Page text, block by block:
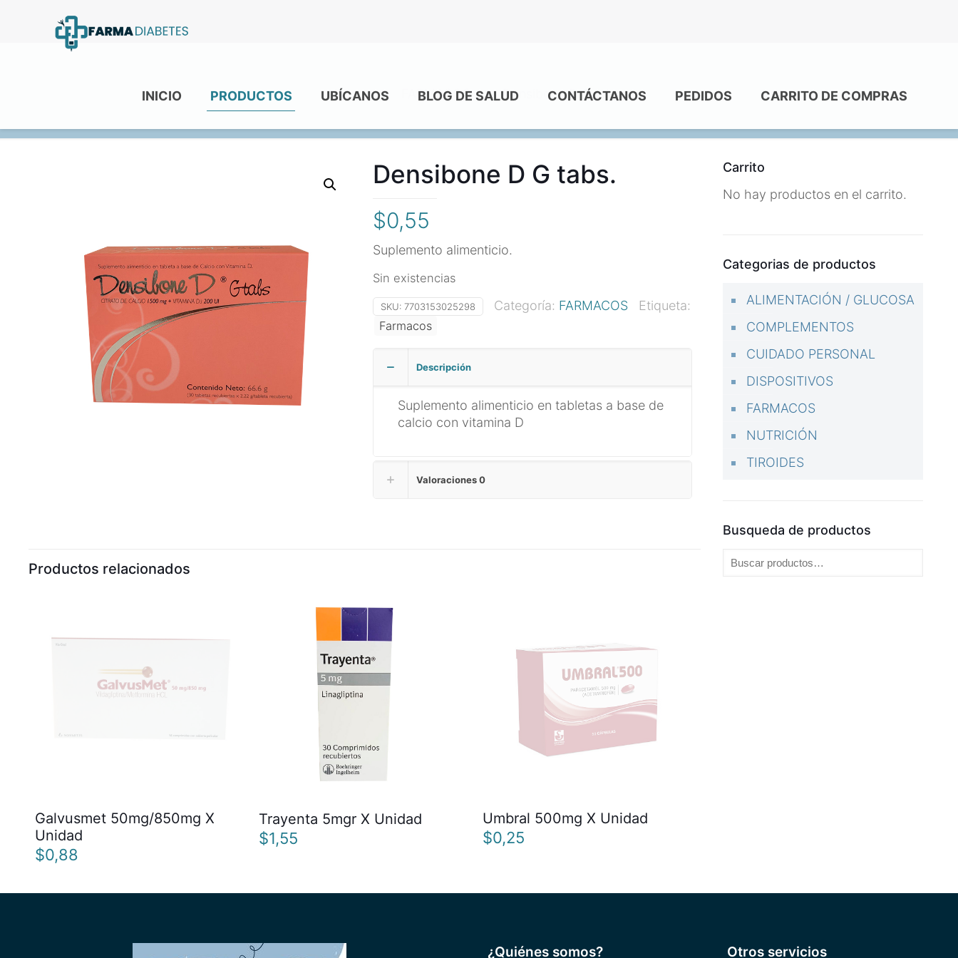
INICIO PRODUCTOS UBÍCANOS BLOG DE SALUD CONTÁCTANOS PEDIDOS CARRITO DE COMPRAS
Home FARMACOS Densibone D G tabs.
Densibone D G tabs.
$0,55
Suplemento alimenticio.
Sin existencias
SKU:7703153025298 Categoría: FARMACOS Etiqueta:
Farmacos
Descripción
Suplemento alimenticio en tabletas a base de
calcio con vitamina D
Valoraciones0
Productos relacionados
Galvusmet 50mg/850mg X
Unidad
$0,88
Trayenta 5mgr X Unidad
$1,55
Umbral 500mg X Unidad
$0,25
Carrito
No hay productos en el carrito.
Categorias de productos
ALIMENTACIÓN / GLUCOSA
COMPLEMENTOS
CUIDADO PERSONAL
DISPOSITIVOS
FARMACOS
NUTRICIÓN
TIROIDES
Busqueda de productos
¿Quiénes somos? Otros servicios